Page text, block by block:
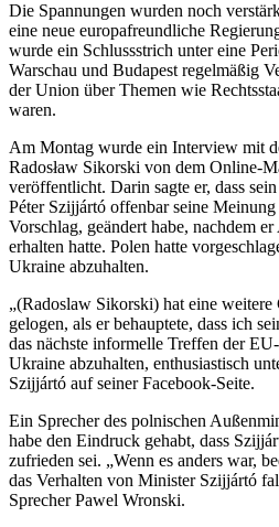
Die Spannungen wurden noch
eine neue europafreundliche
wurde ein Schlussstrich unter eine
Warschau und Budapest regelmäßig
der Union über Themen wie
waren.
Am Montag wurde ein Interview mit
Radosław Sikorski von dem Online-
veröffentlicht. Darin sagte er, dass
Péter Szijjártó offenbar seine
Vorschlag, geändert habe, nachdem
erhalten hatte. Polen hatte
Ukraine abzuhalten.
„(Radoslaw Sikorski) hat eine weitere
gelogen, als er behauptete, dass ich
das nächste informelle Treffen der
Ukraine abzuhalten, enthusiastisch
Szijjártó auf seiner Facebook-Seite.
Ein Sprecher des polnischen
habe den Eindruck gehabt, dass
zufrieden sei. „Wenn es anders war,
das Verhalten von Minister Szijjártó
Sprecher Pawel Wronski.